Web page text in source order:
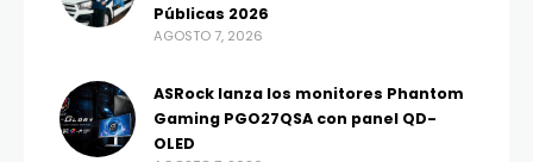
Públicas 2026
AGOSTO 7, 2026
ASRock lanza los monitores Phantom
Gaming PGO27QSA con panel QD-
OLED